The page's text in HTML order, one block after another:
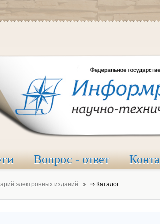
Вопрос - ответ
электронных изданий ⇒ Каталог